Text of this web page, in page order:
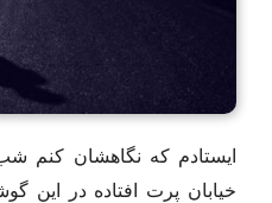
ایستادم که نگاهشان کنم
خیابان پرت افتاده در